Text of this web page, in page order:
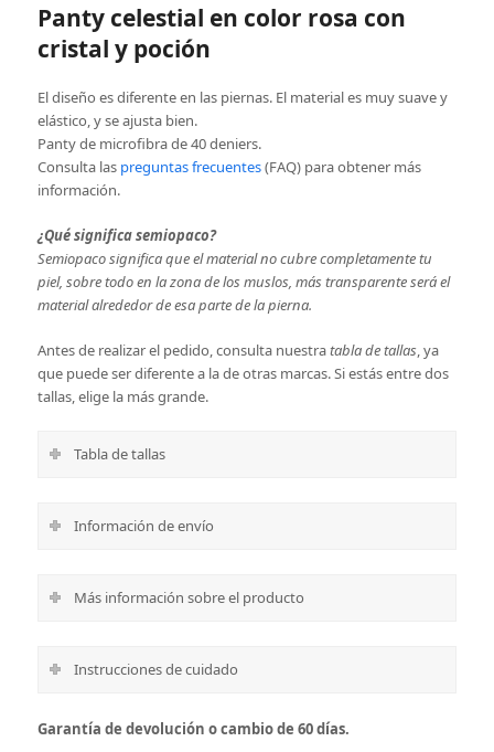
Panty celestial en color rosa con
cristal y poción
El diseño es diferente en las piernas. El material es muy suave y
elástico, y se ajusta bien.
Panty de microfibra de 40 deniers.
Consulta las preguntas frecuentes(FAQ) para obtener más
información.
¿Qué significa semiopaco?
Semiopaco significa que el material no cubre completamente tu
piel, sobre todo en la zona de los muslos, más transparente será el
material alrededor de esa parte de la pierna.
Antes de realizar el pedido, consulta nuestratabla de tallas, ya
que puede ser diferente a la de otras marcas. Si estás entre dos
tallas, elige la más grande.
Tabla de tallas
Información de envío
Más información sobre el producto
Instrucciones de cuidado
Garantía de devolución o cambio de 60 días.